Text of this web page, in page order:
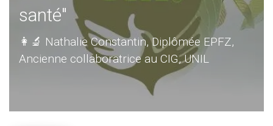
santé"
👩‍🔬 Nathalie Constantin, Diplômée EPFZ,
Ancienne collaboratrice au CIG, UNIL